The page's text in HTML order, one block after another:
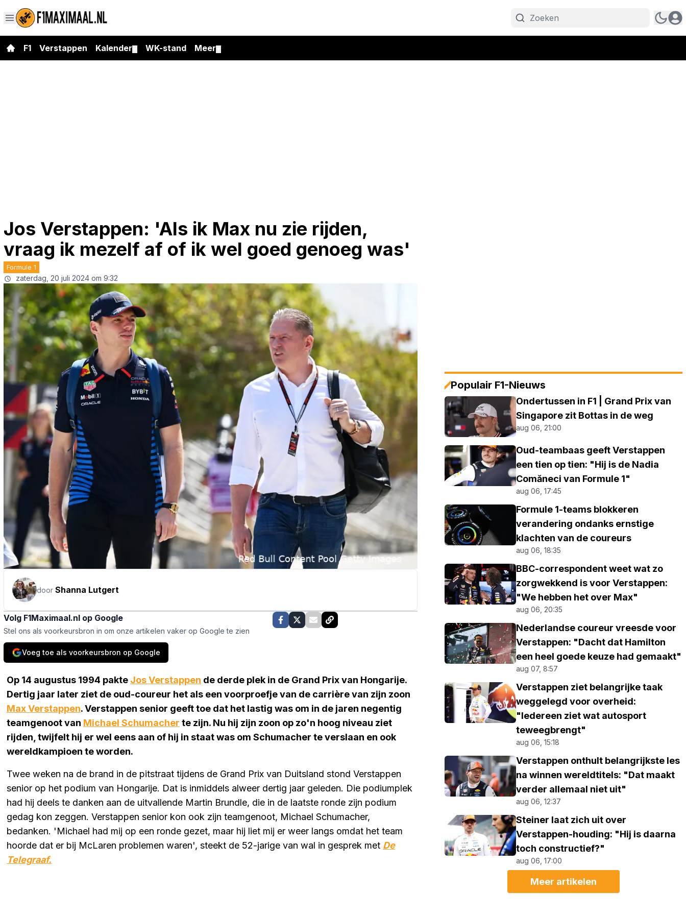
F1 Verstappen Kalender WK-stand Meer
Jos Verstappen: 'Als ik Max nu zie rijden,
vraag ik mezelf af of ik wel goed genoeg was'
Formule 1
zaterdag, 20 juli 2024 om 9:32
door Shanna Lutgert
Volg F1Maximaal.nl op Google
Stel ons als voorkeursbron in om onze artikelen vaker op Google te zien
Voeg toe als voorkeursbron op Google
Op 14 augustus 1994 pakte Jos Verstappen de derde plek in de Grand Prix van Hongarije.
Dertig jaar later ziet de oud-coureur het als een voorproefje van de carrière van zijn zoon
Max Verstappen. Verstappen senior geeft toe dat het lastig was om in de jaren negentig
teamgenoot van Michael Schumacher te zijn. Nu hij zijn zoon op zo'n hoog niveau ziet
rijden, twijfelt hij er wel eens aan of hij in staat was om Schumacher te verslaan en ook
wereldkampioen te worden.
Twee weken na de brand in de pitstraat tijdens de Grand Prix van Duitsland stond Verstappen
senior op het podium van Hongarije. Dat is inmiddels alweer dertig jaar geleden. Die podiumplek
had hij deels te danken aan de uitvallende Martin Brundle, die in de laatste ronde zijn podium
gedag kon zeggen. Verstappen senior kon ook zijn teamgenoot, Michael Schumacher,
bedanken. 'Michael had mij op een ronde gezet, maar hij liet mij er weer langs omdat het team
hoorde dat er bij McLaren problemen waren', steekt de 52-jarige van wal in gesprek met De
Telegraaf.
Populair F1-Nieuws
Ondertussen in F1 | Grand Prix van
Singapore zit Bottas in de weg
aug 06, 21:00
Oud-teambaas geeft Verstappen
een tien op tien: "Hij is de Nadia
Comăneci van Formule 1"
aug 06, 17:45
Formule 1-teams blokkeren
verandering ondanks ernstige
klachten van de coureurs
aug 06, 18:35
BBC-correspondent weet wat zo
zorgwekkend is voor Verstappen:
"We hebben het over Max"
aug 06, 20:35
Nederlandse coureur vreesde voor
Verstappen: "Dacht dat Hamilton
een heel goede keuze had gemaakt"
aug 07, 8:57
Verstappen ziet belangrijke taak
weggelegd voor overheid:
"Iedereen ziet wat autosport
teweegbrengt"
aug 06, 15:18
Verstappen onthult belangrijkste les
na winnen wereldtitels: "Dat maakt
verder allemaal niet uit"
aug 06, 12:37
Steiner laat zich uit over
Verstappen-houding: "Hij is daarna
toch constructief?"
aug 06, 17:00
Meer artikelen